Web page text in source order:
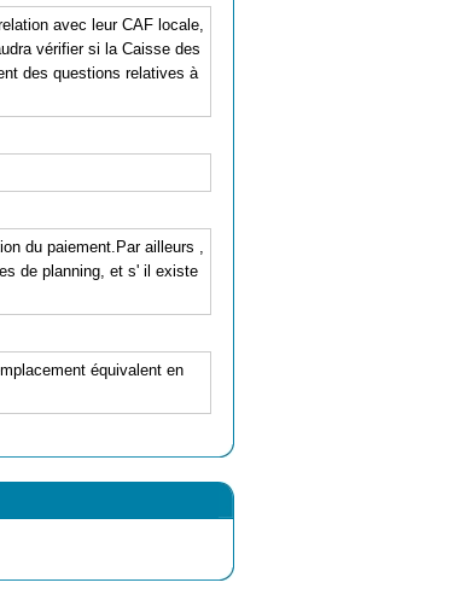
avec leur CAF locale,
vérifier si la Caisse des
des questions relatives à
du paiement.Par ailleurs ,
de planning, et s' il existe
équivalent en